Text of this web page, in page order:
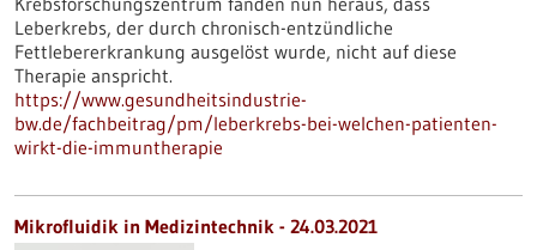
Leberkrebs, der durch chronisch-entzündliche
Fettlebererkrankung ausgelöst wurde, nicht auf diese
Therapie anspricht.
https://www.gesundheitsindustrie-
bw.de/fachbeitrag/pm/leberkrebs-bei-welchen-patienten-
wirkt-die-immuntherapie
Mikrofluidik in Medizintechnik - 24.03.2021